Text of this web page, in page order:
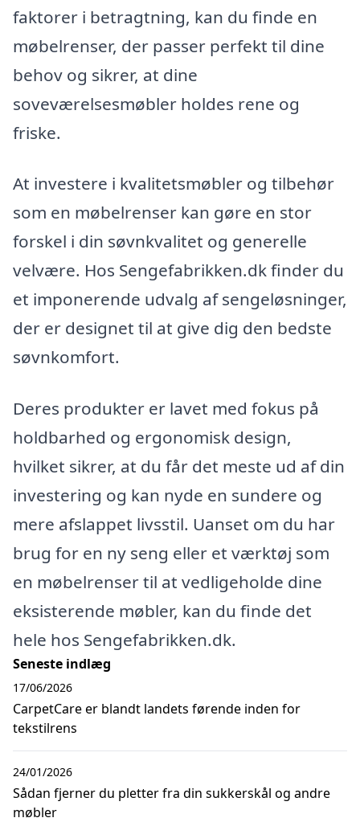
faktorer i betragtning, kan du finde en
møbelrenser, der passer perfekt til dine
behov og sikrer, at dine
soveværelsesmøbler holdes rene og
friske.
At investere i kvalitetsmøbler og tilbehør
som en møbelrenser kan gøre en stor
forskel i din søvnkvalitet og generelle
velvære. Hos Sengefabrikken.dk finder du
et imponerende udvalg af sengeløsninger,
der er designet til at give dig den bedste
søvnkomfort.
Deres produkter er lavet med fokus på
holdbarhed og ergonomisk design,
hvilket sikrer, at du får det meste ud af din
investering og kan nyde en sundere og
mere afslappet livsstil. Uanset om du har
brug for en ny seng eller et værktøj som
en møbelrenser til at vedligeholde dine
eksisterende møbler, kan du finde det
hele hos Sengefabrikken.dk.
Seneste indlæg
CarpetCare er blandt landets førende inden for
tekstilrens
17/06/2026
Sådan fjerner du pletter fra din sukkerskål og andre
møbler
24/01/2026